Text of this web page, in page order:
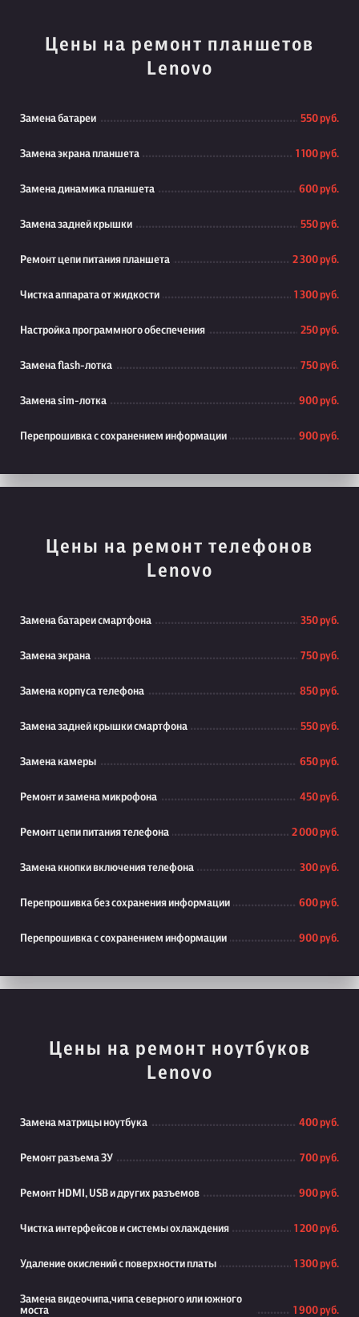
Цены на ремонт планшетов
Lenovo
Замена батареи 550 руб.
Замена экрана планшета 1 100 руб.
Замена динамика планшета 600 руб.
Замена задней крышки 550 руб.
Ремонт цепи питания планшета 2 300 руб.
Чистка аппарата от жидкости 1 300 руб.
Настройка программного обеспечения 250 руб.
Замена flash-лотка 750 руб.
Замена sim-лотка 900 руб.
Перепрошивка с сохранением информации 900 руб.
Цены на ремонт телефонов
Lenovo
Замена батареи смартфона 350 руб.
Замена экрана 750 руб.
Замена корпуса телефона 850 руб.
Замена задней крышки смартфона 550 руб.
Замена камеры 650 руб.
Ремонт и замена микрофона 450 руб.
Ремонт цепи питания телефона 2 000 руб.
Замена кнопки включения телефона 300 руб.
Перепрошивка без сохранения информации 600 руб.
Перепрошивка с сохранением информации 900 руб.
Цены на ремонт ноутбуков
Lenovo
Замена матрицы ноутбука 400 руб.
Ремонт разъема ЗУ 700 руб.
Ремонт HDMI, USB и других разъемов 900 руб.
Чистка интерфейсов и системы охлаждения 1 200 руб.
Удаление окислений с поверхности платы 1 300 руб.
Замена видеочипа,чипа северного или южного
моста
1 900 руб.